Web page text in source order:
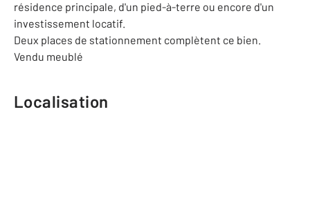
résidence principale, d'un pied-à-terre ou encore d'un
investissement locatif.
Deux places de stationnement complètent ce bien.
Vendu meublé
Localisation